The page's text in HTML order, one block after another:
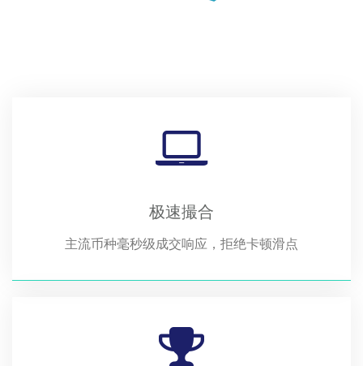
极速撮合
主流币种毫秒级成交响应，拒绝卡顿滑点